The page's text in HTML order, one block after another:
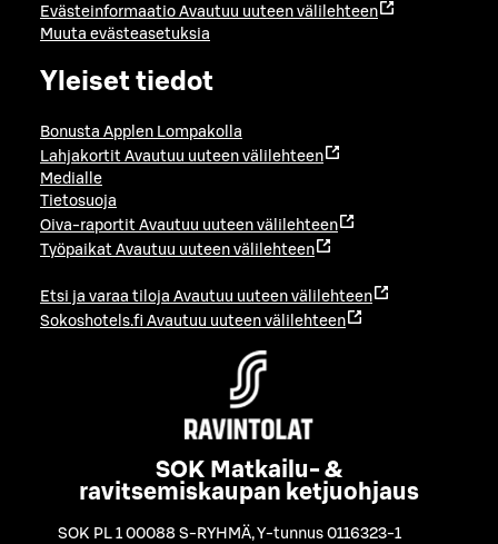
Evästeinformaatio Avautuu uuteen välilehteen
Muuta evästeasetuksia
Yleiset tiedot
Bonusta Applen Lompakolla
Lahjakortit Avautuu uuteen välilehteen
Medialle
Tietosuoja
Oiva-raportit Avautuu uuteen välilehteen
Työpaikat Avautuu uuteen välilehteen
Etsi ja varaa tiloja Avautuu uuteen välilehteen
Sokoshotels.fi Avautuu uuteen välilehteen
SOK Matkailu- &
ravitsemiskaupan ketjuohjaus
SOK PL 1 00088 S-RYHMÄ,Y-tunnus 0116323-1